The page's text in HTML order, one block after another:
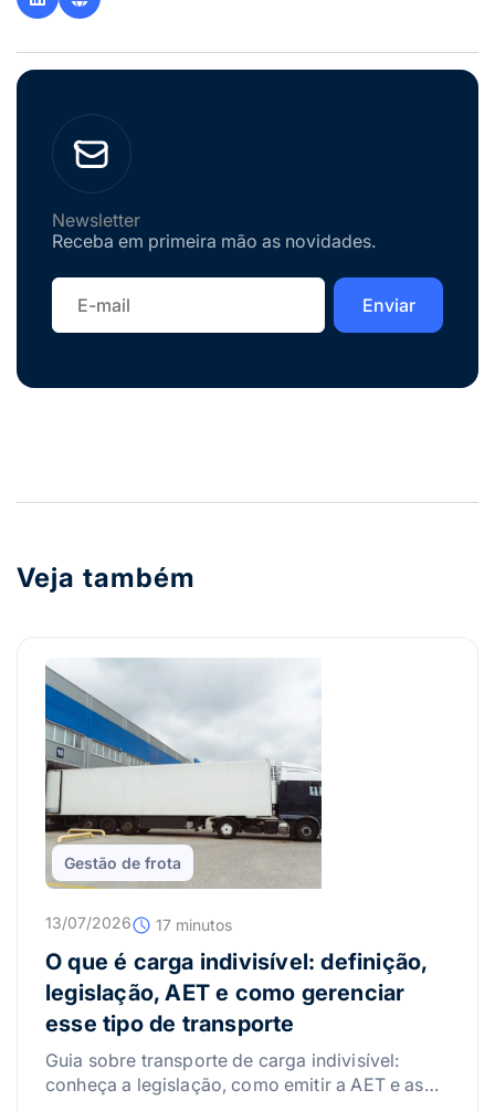
Newsletter
Receba em primeira mão as novidades.
Veja também
Gestão de frota
13/07/2026 17 minutos
O que é carga indivisível: definição,
legislação, AET e como gerenciar
esse tipo de transporte
Guia sobre transporte de carga indivisível:
conheça a legislação, como emitir a AET e as